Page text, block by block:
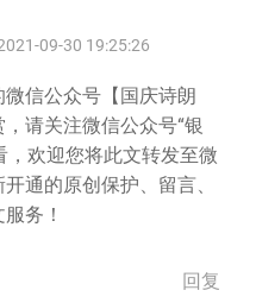
09-30 19:25:26
信公众号【国庆诗朗
请关注微信公众号“银
，欢迎您将此文转发至微
通的原创保护、留言、
务！
回复